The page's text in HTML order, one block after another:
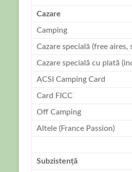
Cazare
Camping
Cazare specială (free aires,
Cazare specială cu plată
ACSI Camping Card
Card FICC
Off Camping
Altele (France Passion)
Subzistență